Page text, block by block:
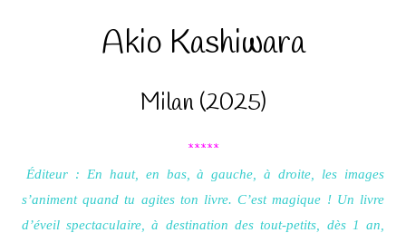
Akio Kashiwara
Milan (2025)
*****
Éditeur : En haut, en bas, à gauche, à droite, les images
s’animent quand tu agites ton livre. C’est magique ! Un livre
d’éveil spectaculaire, à destination des tout-petits, dès 1 an,